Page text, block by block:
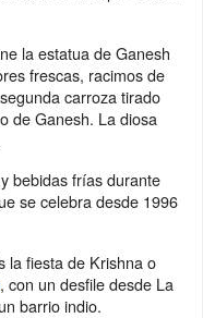
la estatua de Ganesh
frescas, racimos de
carroza tirado
de Ganesh. La diosa
bebidas frías durante
se celebra desde 1996
la fiesta de Krishna o
, con un desfile desde La
barrio indio.